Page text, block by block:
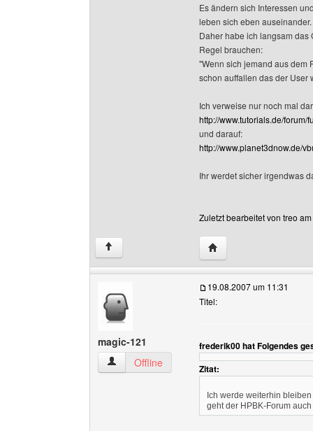
Es ändern sich Interessen
leben sich eben auseinander.
Daher habe ich langsam
Regel brauchen:
"Wenn sich jemand aus dem
schon auffallen das der User
Ich verweise nur noch mal
http://www.tutorials.de/
und darauf:
http://www.planet3dnow.de/
Ihr werdet sicher irgendwas
Zuletzt bearbeitet von treo
↑ Website dieses
magic-121
magic-121 Benutzer-Profile anzeigen
Offline
19.08.2007 um 11:31
Titel:
frederik00 hat Folgendes
Zitat:
Ich werde weiterhin
geht der HPBK-Forum